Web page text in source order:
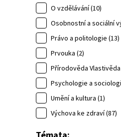
O vzdělávání (10)
Osobnostní a sociální
Právo a politologie (13)
Prvouka (2)
Přírodověda Vlastivěda
Psychologie a
Umění a kultura (1)
Výchova ke zdraví (87)